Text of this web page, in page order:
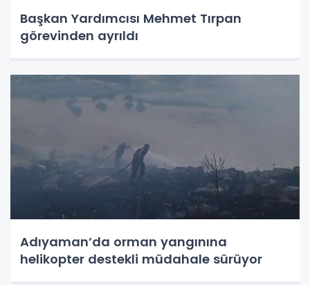
Başkan Yardımcısı Mehmet Tırpan
görevinden ayrıldı
Adıyaman’da orman yangınına
helikopter destekli müdahale sürüyor